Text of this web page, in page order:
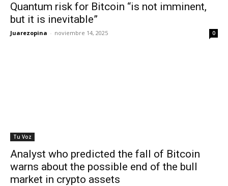
Quantum risk for Bitcoin “is not imminent,
but it is inevitable”
Juarezopina - noviembre 14, 2025 0
Tu Voz
Analyst who predicted the fall of Bitcoin
warns about the possible end of the bull
market in crypto assets